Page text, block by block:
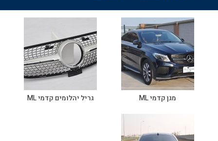
מגן קדמי ML גריל יהלומים קדמי ML